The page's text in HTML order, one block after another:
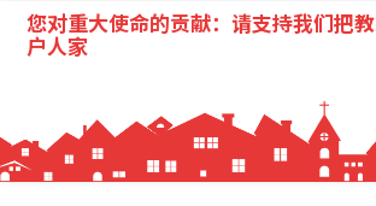
您对重大使命的贡献：请支持我们把
户人家